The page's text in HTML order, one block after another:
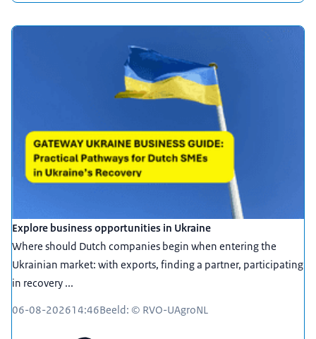
Explore business opportunities in Ukraine
Where should Dutch companies begin when entering the
Ukrainian market: with exports, finding a partner, participating
in recovery ...
06-08-202614:46Beeld: © RVO-UAgroNL